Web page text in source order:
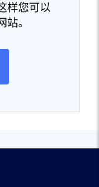
样您可以
。